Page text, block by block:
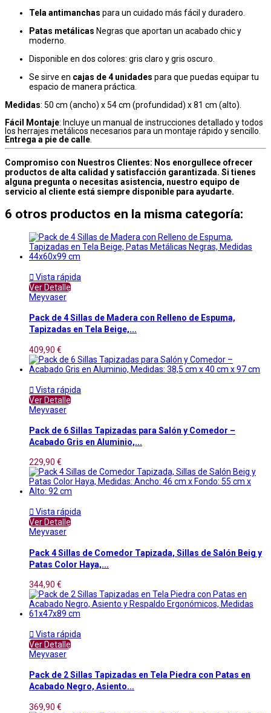
Tela antimanchas para un cuidado más fácil y duradero.
Patas metálicas Negras que aportan un acabado chic y
moderno.
Disponible en dos colores: gris claro y gris oscuro.
Se sirve en cajas de 4 unidades para que puedas equipar tu
espacio de manera práctica.
Medidas: 50 cm (ancho) x 54 cm (profundidad) x 81 cm (alto).
Fácil Montaje: Incluye un manual de instrucciones detallado y todos
los herrajes metálicos necesarios para un montaje rápido y sencillo.
Entrega a pie de calle
Compromiso con Nuestros Clientes: Nos enorgullece ofrecer
productos de alta calidad y satisfacción garantizada. Si tienes
alguna pregunta o necesitas asistencia, nuestro equipo de
servicio al cliente está siempre disponible para ayudarte.
6 otros productos en la misma categoría:
 Vista rápida
Ver Detalle
Meyvaser
Pack de 4 Sillas de Madera con Relleno de Espuma,
Tapizadas en Tela Beige,...
409,90 €
 Vista rápida
Ver Detalle
Meyvaser
Pack de 6 Sillas Tapizadas para Salón y Comedor –
Acabado Gris en Aluminio,...
229,90 €
 Vista rápida
Ver Detalle
Meyvaser
Pack 4 Sillas de Comedor Tapizada, Sillas de Salón Beig y
Patas Color Haya,...
344,90 €
 Vista rápida
Ver Detalle
Meyvaser
Pack de 2 Sillas Tapizadas en Tela Piedra con Patas en
Acabado Negro, Asiento...
369,90 €